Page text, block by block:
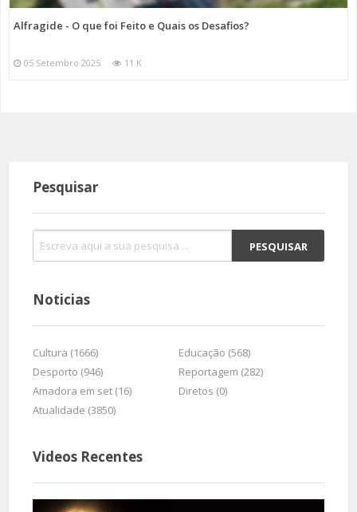
Alfragide - O que foi Feito e Quais os Desafios?
05 Setembro 2025 11 K
Pesquisar
Noticias
Cultura (1666)
Educação (568)
Desporto (946)
Reportagem (282)
Amadora em set (16)
Diretos (0)
Atualidade (3850)
Videos Recentes